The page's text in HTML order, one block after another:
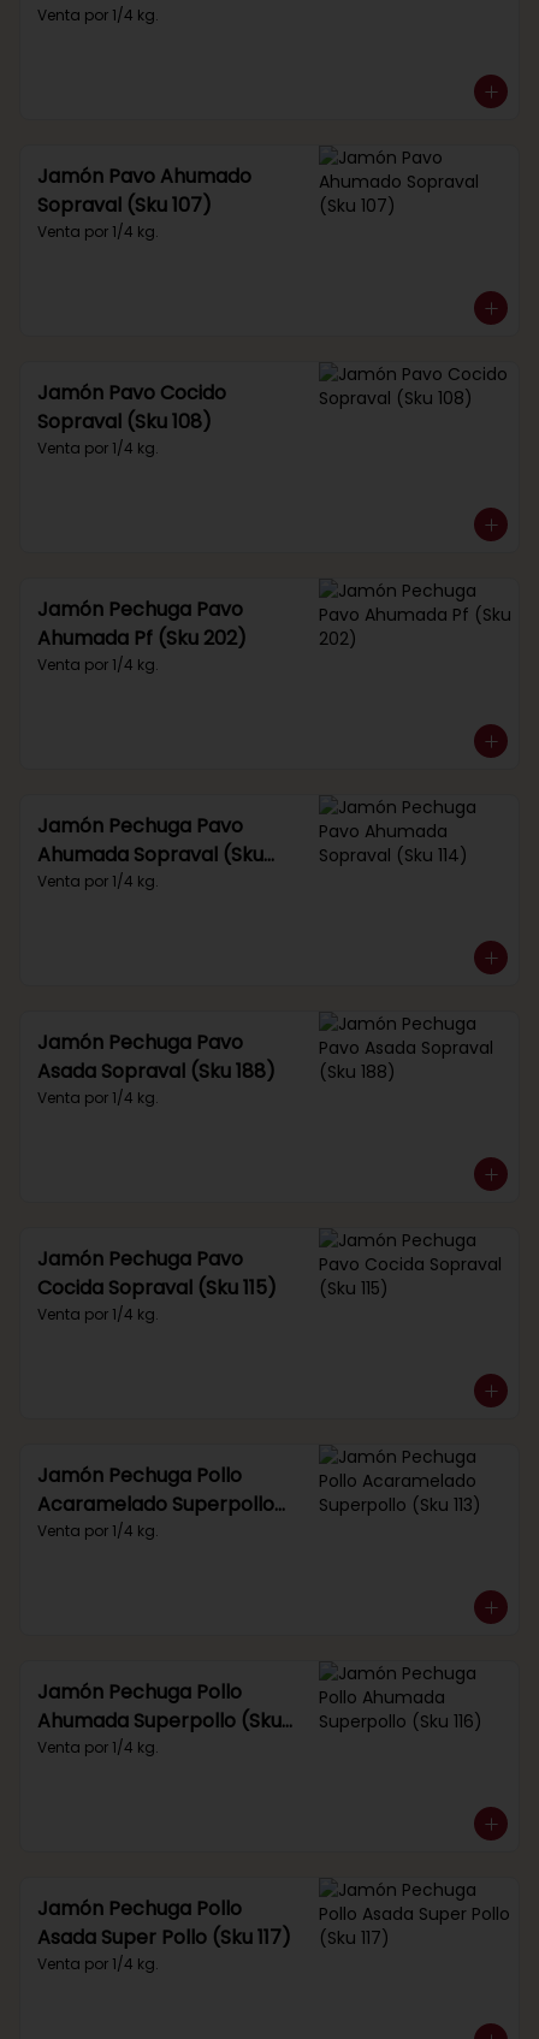
Venta por 1/4 kg.
Jamón Pavo Ahumado
Sopraval (Sku 107)
Venta por 1/4 kg.
Jamón Pavo Cocido
Sopraval (Sku 108)
Venta por 1/4 kg.
Jamón Pechuga Pavo
Ahumada Pf (Sku 202)
Venta por 1/4 kg.
Jamón Pechuga Pavo
Ahumada Sopraval (Sku
114)
Venta por 1/4 kg.
Jamón Pechuga Pavo
Asada Sopraval (Sku 188)
Venta por 1/4 kg.
Jamón Pechuga Pavo
Cocida Sopraval (Sku 115)
Venta por 1/4 kg.
Jamón Pechuga Pollo
Acaramelado Superpollo
(Sku 113)
Venta por 1/4 kg.
Jamón Pechuga Pollo
Ahumada Superpollo (Sku
116)
Venta por 1/4 kg.
Jamón Pechuga Pollo
Asada Super Pollo (Sku 117)
Venta por 1/4 kg.